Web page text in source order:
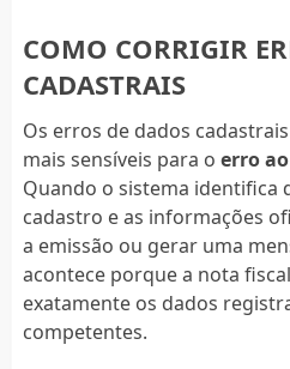
COMO CORRIGIR
CADASTRAIS
Os erros de dados
mais sensíveis para o erro
Quando o sistema identifica
cadastro e as informações
a emissão ou gerar uma
acontece porque a nota
exatamente os dados
competentes.